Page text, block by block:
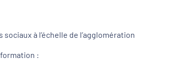
à l’échelle de l’agglomération
: